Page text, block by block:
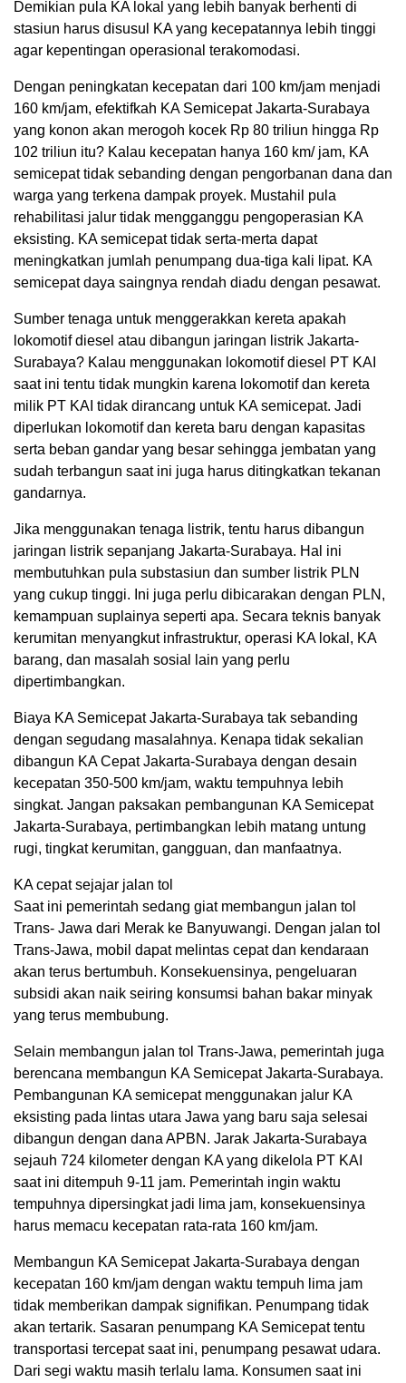
Demikian pula KA lokal yang lebih banyak berhenti di
stasiun harus disusul KA yang kecepatannya lebih tinggi
agar kepentingan operasional terakomodasi.
Dengan peningkatan kecepatan dari 100 km/jam menjadi
160 km/jam, efektifkah KA Semicepat Jakarta-Surabaya
yang konon akan merogoh kocek Rp 80 triliun hingga Rp
102 triliun itu? Kalau kecepatan hanya 160 km/ jam, KA
semicepat tidak sebanding dengan pengorbanan dana dan
warga yang terkena dampak proyek. Mustahil pula
rehabilitasi jalur tidak mengganggu pengoperasian KA
eksisting. KA semicepat tidak serta-merta dapat
meningkatkan jumlah penumpang dua-tiga kali lipat. KA
semicepat daya saingnya rendah diadu dengan pesawat.
Sumber tenaga untuk menggerakkan kereta apakah
lokomotif diesel atau dibangun jaringan listrik Jakarta-
Surabaya? Kalau menggunakan lokomotif diesel PT KAI
saat ini tentu tidak mungkin karena lokomotif dan kereta
milik PT KAI tidak dirancang untuk KA semicepat. Jadi
diperlukan lokomotif dan kereta baru dengan kapasitas
serta beban gandar yang besar sehingga jembatan yang
sudah terbangun saat ini juga harus ditingkatkan tekanan
gandarnya.
Jika menggunakan tenaga listrik, tentu harus dibangun
jaringan listrik sepanjang Jakarta-Surabaya. Hal ini
membutuhkan pula substasiun dan sumber listrik PLN
yang cukup tinggi. Ini juga perlu dibicarakan dengan PLN,
kemampuan suplainya seperti apa. Secara teknis banyak
kerumitan menyangkut infrastruktur, operasi KA lokal, KA
barang, dan masalah sosial lain yang perlu
dipertimbangkan.
Biaya KA Semicepat Jakarta-Surabaya tak sebanding
dengan segudang masalahnya. Kenapa tidak sekalian
dibangun KA Cepat Jakarta-Surabaya dengan desain
kecepatan 350-500 km/jam, waktu tempuhnya lebih
singkat. Jangan paksakan pembangunan KA Semicepat
Jakarta-Surabaya, pertimbangkan lebih matang untung
rugi, tingkat kerumitan, gangguan, dan manfaatnya.
KA cepat sejajar jalan tol
Saat ini pemerintah sedang giat membangun jalan tol
Trans- Jawa dari Merak ke Banyuwangi. Dengan jalan tol
Trans-Jawa, mobil dapat melintas cepat dan kendaraan
akan terus bertumbuh. Konsekuensinya, pengeluaran
subsidi akan naik seiring konsumsi bahan bakar minyak
yang terus membubung.
Selain membangun jalan tol Trans-Jawa, pemerintah juga
berencana membangun KA Semicepat Jakarta-Surabaya.
Pembangunan KA semicepat menggunakan jalur KA
eksisting pada lintas utara Jawa yang baru saja selesai
dibangun dengan dana APBN. Jarak Jakarta-Surabaya
sejauh 724 kilometer dengan KA yang dikelola PT KAI
saat ini ditempuh 9-11 jam. Pemerintah ingin waktu
tempuhnya dipersingkat jadi lima jam, konsekuensinya
harus memacu kecepatan rata-rata 160 km/jam.
Membangun KA Semicepat Jakarta-Surabaya dengan
kecepatan 160 km/jam dengan waktu tempuh lima jam
tidak memberikan dampak signifikan. Penumpang tidak
akan tertarik. Sasaran penumpang KA Semicepat tentu
transportasi tercepat saat ini, penumpang pesawat udara.
Dari segi waktu masih terlalu lama. Konsumen saat ini